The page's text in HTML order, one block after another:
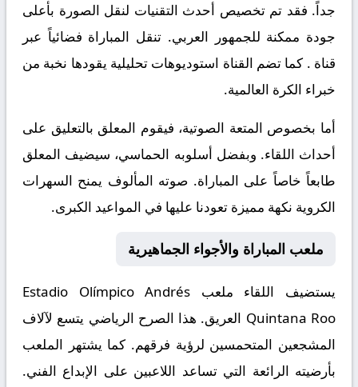
جداً. فقد تم تخصيص أحدث التقنيات لنقل الصورة بأعلى
جودة ممكنة للجمهور العربي. تنقل المباراة فضائياً عبر
قناة . كما تضم القناة استوديوهات تحليلية يقودها نخبة من
خبراء الكرة العالمية.
أما بخصوص المتعة الصوتية، فيقوم المعلق بالتعليق على
أحداث اللقاء. وبفضل أسلوبه الحماسي، سيضيف المعلق
طابعاً خاصاً على المباراة. صوته المألوف يمنح السهرات
الكروية نكهة مميزة تعودنا عليها في المواعيد الكبرى.
ملعب المباراة والأجواء الجماهيرية
يستضيف اللقاء ملعب Estadio Olímpico Andrés
Quintana Roo العريق. هذا الصرح الرياضي يتسع لآلاف
المشجعين المتحمسين لرؤية فرقهم. كما يشتهر الملعب
بأرضيته الرائعة التي تساعد اللاعبين على الإبداع الفني.